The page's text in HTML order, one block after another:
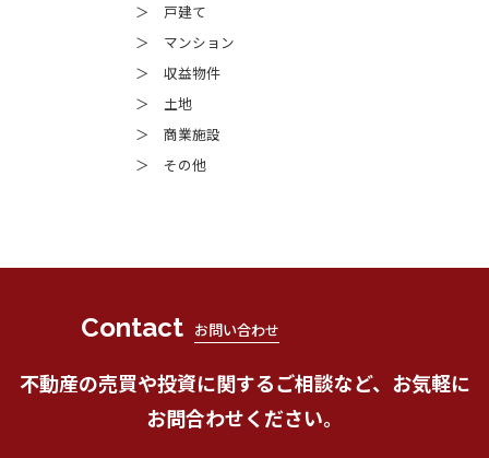
＞ 戸建て
＞ マンション
＞ 収益物件
＞ 土地
＞ 商業施設
＞ その他
Contact お問い合わせ
不動産の売買や投資に関するご相談など、お気軽に
お問合わせください。